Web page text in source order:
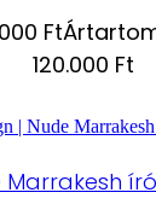
Ft
120.000 Ft
Marrakesh